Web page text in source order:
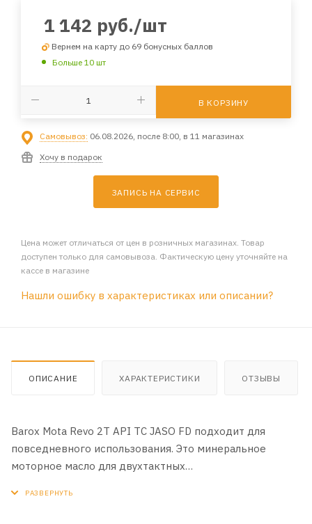
1 142 руб./шт
Вернем на карту до 69 бонусных баллов
Больше 10 шт
В КОРЗИНУ
Самовывоз: 06.08.2026, после 8:00, в 11 магазинах
Хочу в подарок
ЗАПИСЬ НА СЕРВИС
Цена может отличаться от цен в розничных магазинах. Товар
доступен только для самовывоза. Фактическую цену уточняйте на
кассе в магазине
Нашли ошибку в характеристиках или описании?
ОПИСАНИЕ ХАРАКТЕРИСТИКИ ОТЗЫВЫ
Barox Mota Revo 2T API TC JASO FD подходит для
повседневного использования. Это минеральное
моторное масло для двухтактных